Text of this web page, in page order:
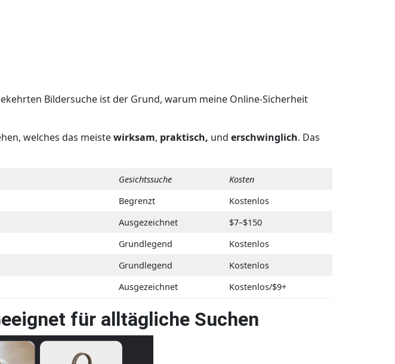
Bildersuche ist der Grund, warum meine Online-Sicherheit
welches das meistewirksam, praktisch, und erschwinglich. Das
Gesichtssuche
Kosten
Begrenzt
Kostenlos
Ausgezeichnet
$7–$150
Grundlegend
Kostenlos
Grundlegend
Kostenlos
Ausgezeichnet Kostenlos/$9+
für alltägliche Suchen